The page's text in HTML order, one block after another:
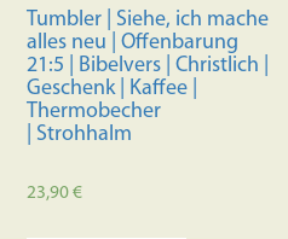
Tumbler | Siehe, ich mache
alles neu | Offenbarung
21:5 | Bibelvers | Christlich |
Geschenk | Kaffee |
Thermobecher
| Strohhalm
23,90€